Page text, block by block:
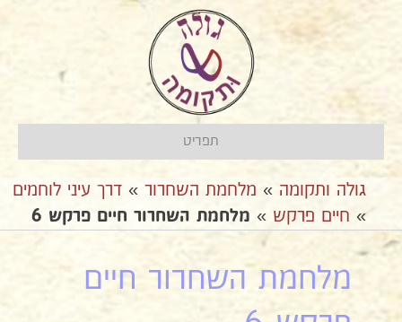
תפריט
גולה ותקומה » מלחמת השחרור » דרך עיני לוחמים
» חיים פרקש » מלחמת השחרור חיים פרקש 6
מלחמת השחרור חיים